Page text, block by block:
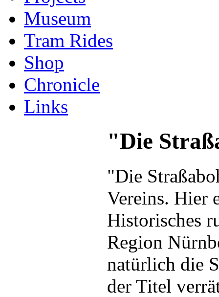
Museum
Tram Rides
Shop
Chronicle
Links
"Die
"Die
Vereins. Hier
Historisches
Region
natürlich die
der Titel